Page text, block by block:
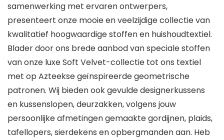
samenwerking met ervaren ontwerpers,
presenteert onze mooie en veelzijdige collectie van
kwalitatief hoogwaardige stoffen en huishoudtextiel.
Blader door ons brede aanbod van speciale stoffen
van onze luxe Soft Velvet-collectie tot ons textiel
met op Azteekse geïnspireerde geometrische
patronen. Wij bieden ook gevulde designerkussens
en kussenslopen, deurzakken, volgens jouw
persoonlijke afmetingen gemaakte gordijnen, plaids,
tafellopers, sierdekens en opbergmanden aan. Heb